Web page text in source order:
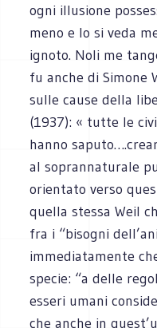
ogni illusione
meno e lo si veda
ignoto. Noli me
fu anche di Simone
sulle cause della
(1937): « tutte le
hanno
al soprannaturale
orientato verso
quella stessa Weil
fra i “bisogni
immediatamente
specie: “a delle
esseri umani
che anche in